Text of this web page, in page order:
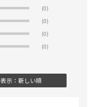
(0)
(0)
(0)
(0)
表示：新しい順